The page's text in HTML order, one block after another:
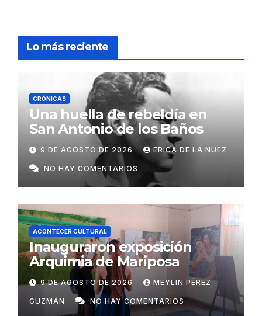
Lo más reciente
CRÓNICAS
Una huella de rebeldía en
San Antonio de los Baños
9 DE AGOSTO DE 2026 ERICA DE LA NUEZ
NO HAY COMENTARIOS
ACONTECER CULTURAL
Inauguraron exposición
Arquimia de Mariposa
9 DE AGOSTO DE 2026 MEYLIN PÉREZ
GUZMÁN NO HAY COMENTARIOS